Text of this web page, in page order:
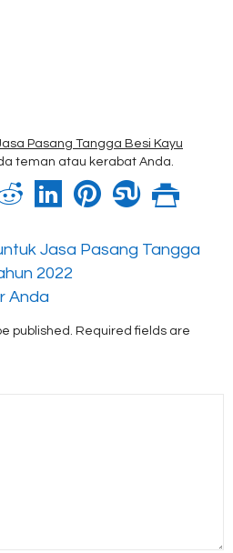
Pasang Tangga Besi Kayu
teman atau kerabat Anda.
Jasa Pasang Tangga
2022
Anda
published. Required fields are